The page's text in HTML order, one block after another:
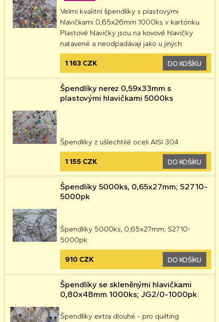
Velmi kvalitní špendlíky s plastovými
hlavičkami 0,65x26mm 1000ks v kartónku
Plastové hlavičky jsou na kovové hlavičky
natavené a neodpadávají jako u jiných
1 163 CZK DO KOŠÍKU
Špendlíky nerez 0,59x33mm s
plastovými hlavičkami 5000ks
Špendlíky z ušlechtilé oceli AISI 304
1 155 CZK DO KOŠÍKU
Špendlíky 5000ks, 0,65x27mm; S2710-
5000pk
Špendlíky 5000ks, 0,65x27mm; S2710-
5000pk
910 CZK DO KOŠÍKU
Špendlíky se skleněnými hlavičkami
0,80x48mm 1000ks; JG2/0-1000pk
Špendlíky extra dlouhé - pro quilting